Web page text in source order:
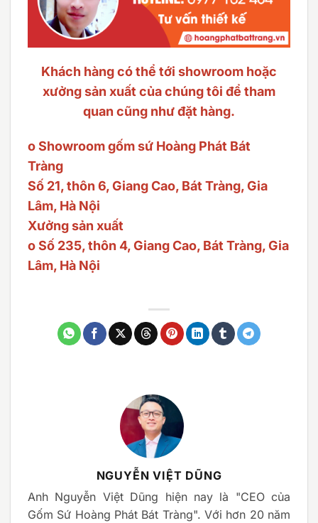
Khách hàng có thể tới showroom hoặc
xưởng sản xuất của chúng tôi để tham
quan cũng như đặt hàng.
o Showroom gốm sứ Hoàng Phát Bát
Tràng
Số 21, thôn 6, Giang Cao, Bát Tràng, Gia
Lâm, Hà Nội
Xưởng sản xuất
o Số 235, thôn 4, Giang Cao, Bát Tràng, Gia
Lâm, Hà Nội
NGUYỄN VIỆT DŨNG
Anh Nguyễn Việt Dũng hiện nay là "CEO của
Gốm Sứ Hoàng Phát Bát Tràng". Với hơn 20 năm